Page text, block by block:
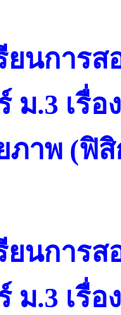
ยนการ
ม.3 เรื่
ภาพ (ฟิ
ยนการ
ม.3 เรื่